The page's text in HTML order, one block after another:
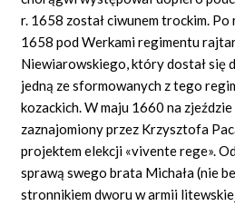
r. 1658 został ciwunem trockim.
1658 pod Werkami regimentu
Niewiarowskiego, który dostał się
jedną ze sformowanych z tego
kozackich. W maju 1660 na
zaznajomiony przez Krzysztofa
projektem elekcji «vivente rege».
sprawą swego brata Michała (nie
stronnikiem dworu w armii